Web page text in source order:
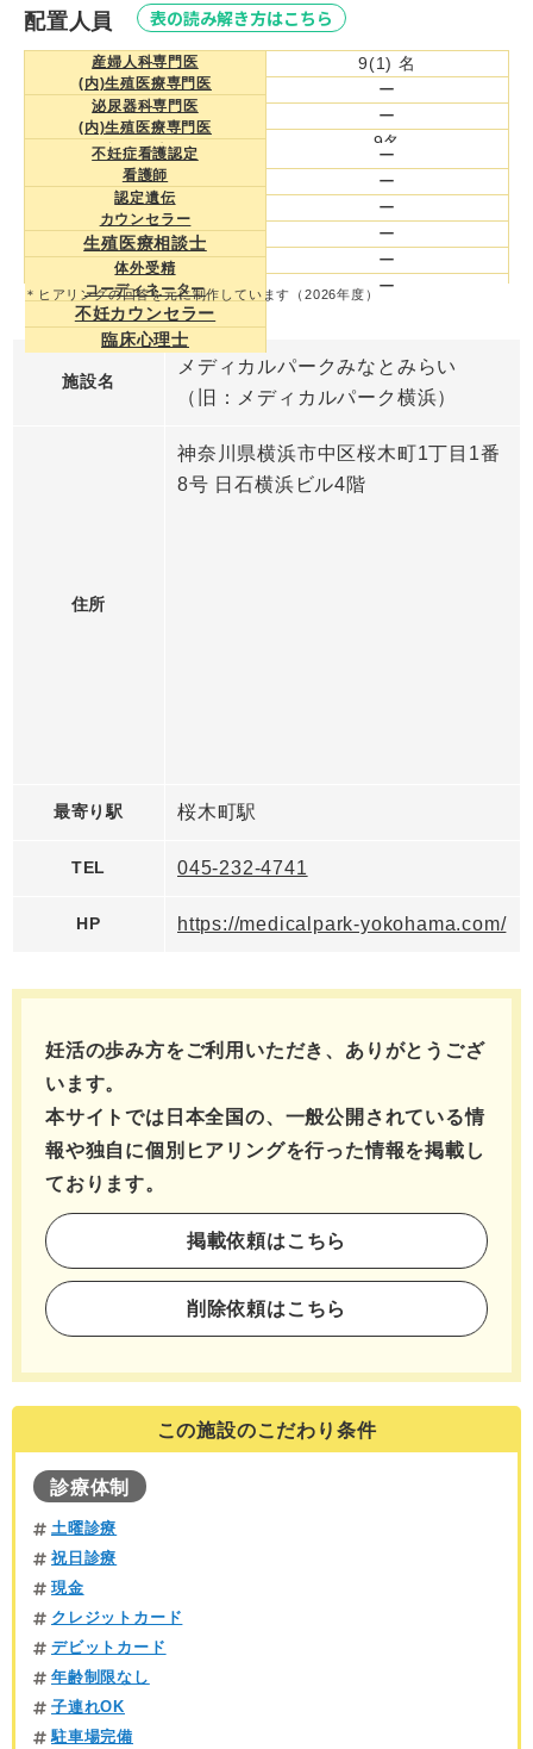
配置人員 表の読み解き方はこちら
産婦人科専門医
(内)生殖医療専門医
泌尿器科専門医
(内)生殖医療専門医
臨床遺伝専門医
胚培養士
管理胚培養士
看護師
9(1) 名
ー
ー
9名
ー
10名
不妊症看護認定
看護師
認定遺伝
カウンセラー
生殖医療相談士
体外受精
コーディネーター
不妊カウンセラー
臨床心理士
ー
ー
ー
ー
ー
ー
＊ヒアリングの回答を元に制作しています（2026年度）
施設名
メディカルパークみなとみらい
（旧：メディカルパーク横浜）
住所
神奈川県横浜市中区桜木町1丁目1番
8号 日石横浜ビル4階
最寄り駅 桜木町駅
TEL 045-232-4741
HP https://medicalpark-yokohama.com/
妊活の歩み方をご利用いただき、ありがとうござ
います。
本サイトでは日本全国の、一般公開されている情
報や独自に個別ヒアリングを行った情報を掲載し
ております。
掲載依頼はこちら
削除依頼はこちら
この施設のこだわり条件
診療体制
土曜診療
祝日診療
現金
クレジットカード
デビットカード
年齢制限なし
子連れOK
駐車場完備